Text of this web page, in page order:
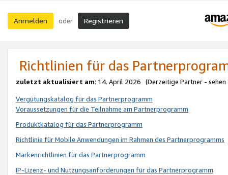
Anmelden oder Registrieren
Richtlinien für das
zuletzt aktualisiert am: 14. April 2026 (Derzeitige Partner - sehen
Vergütungskatalog für das Partnerprogramm
Voraussetzungen für die Teilnahme am Partnerprogramm
Produktkatalog für das Partnerprogramm
Richtlinie für Mobile Anwendungen im Rahmen des Partnerprogramms
Markenrichtlinien für das Partnerprogramm
IP-Lizenz- und Nutzungsanforderungen für das Partnerprogramm